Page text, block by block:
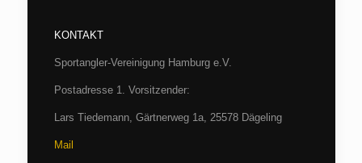
Fischereibestimmungen und Gewässerordnung
Drüsensee
Trave bei Herrenmühle
Schleswig-Holstein
Protokolle
SAV-Termine 2026
KONTAKT
Sportangler-Vereinigung Hamburg e.V.
Postadresse 1. Vorsitzender:
Lars Tiedemann, Gärtnerweg 1a, 25578 Dägeling
Mail